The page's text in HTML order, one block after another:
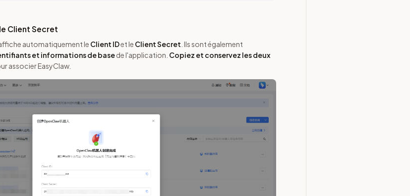
Client Secret
automatiquement le Client IDet le Client Secret . Ils sont également
et informations de basede l'application. Copiez et conservez les deux
associer EasyClaw.